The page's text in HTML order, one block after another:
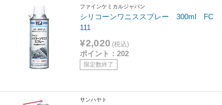
ファインケミカルジャパン
シリコーンワニススプレー 300ml FC
111
¥2,020 (税込)
ポイント：202
限定数終了
サンハヤト